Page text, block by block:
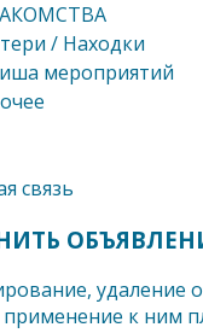
/ Находки
мероприятий
связь
удаление
к ним